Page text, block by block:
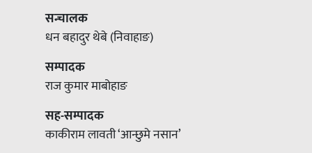
सन्चालक
धन बहादुर थेबे (निवाहाङ)
सम्पादक
राज कुमार माबोहाङ
सह-सम्पादक
काकीराम लावती ‘आन्छुमे नसान’